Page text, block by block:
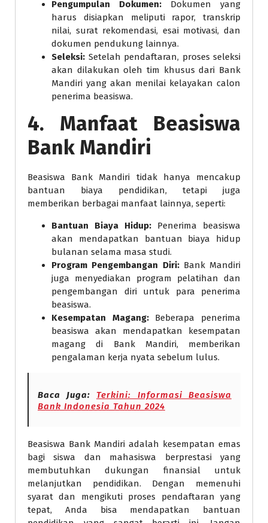
Pengumpulan Dokumen: Dokumen yang
harus disiapkan meliputi rapor, transkrip
nilai, surat rekomendasi, esai motivasi, dan
dokumen pendukung lainnya.
Seleksi: Setelah pendaftaran, proses seleksi
akan dilakukan oleh tim khusus dari Bank
Mandiri yang akan menilai kelayakan calon
penerima beasiswa.
4. Manfaat Beasiswa
Bank Mandiri
Beasiswa Bank Mandiri tidak hanya mencakup
bantuan biaya pendidikan, tetapi juga
memberikan berbagai manfaat lainnya, seperti:
Bantuan Biaya Hidup: Penerima beasiswa
akan mendapatkan bantuan biaya hidup
bulanan selama masa studi.
Program Pengembangan Diri:Bank Mandiri
juga menyediakan program pelatihan dan
pengembangan diri untuk para penerima
beasiswa.
Kesempatan Magang:Beberapa penerima
beasiswa akan mendapatkan kesempatan
magang di Bank Mandiri, memberikan
pengalaman kerja nyata sebelum lulus.
Baca Juga:
Terkini: Informasi Beasiswa
Bank Indonesia Tahun 2024
Beasiswa Bank Mandiri adalah kesempatan emas
bagi siswa dan mahasiswa berprestasi yang
membutuhkan dukungan finansial untuk
melanjutkan pendidikan. Dengan memenuhi
syarat dan mengikuti proses pendaftaran yang
tepat, Anda bisa mendapatkan bantuan